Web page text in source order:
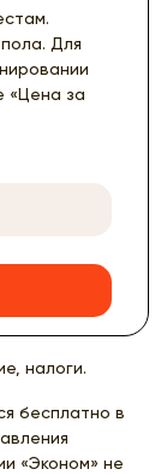
Для
«Цена за
налоги.
бесплатно в
«Эконом» не